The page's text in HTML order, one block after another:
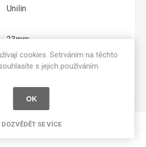
Unilin
23mm
cookies. Setrváním na těchto
s jejich používáním.
OK
DOZVĚDĚT SE VÍCE